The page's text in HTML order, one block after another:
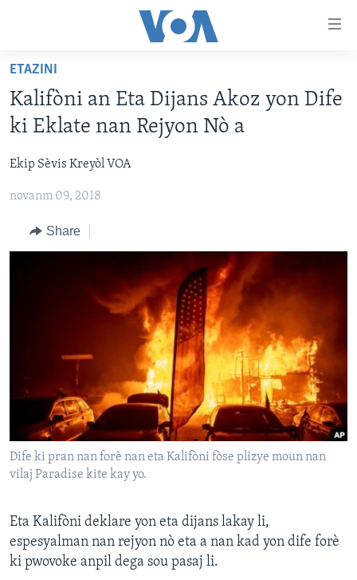
Skip
main
content
to
Navigation
AYITI
LÈZETAZINI
ENTÈNASYONAL
VIDEO
FLASHPOINT IKRÈN
Languages
ETAZINI
Kalifòni an Eta Dijans Akoz yon Dife
ki Eklate nan Rejyon Nò a
Ekip Sèvis Kreyòl VOA
novanm 09, 2018
Share
Dife ki pran nan forè nan eta Kalifòni fòse plizye moun nan
vilaj Paradise kite kay yo.
Eta Kalifòni deklare yon eta dijans lakay li,
espesyalman nan rejyon nò eta a nan kad yon dife forè
ki pwovoke anpil dega sou pasaj li.